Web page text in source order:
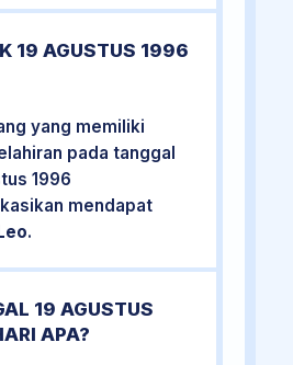
19 AGUSTUS 1996
yang memiliki
pada tanggal
1996
mendapat
.
19 AGUSTUS
APA?